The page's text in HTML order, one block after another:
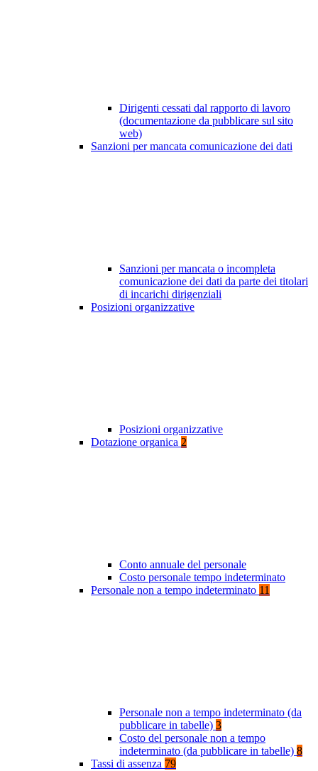
Dirigenti cessati dal rapporto di lavoro
(documentazione da pubblicare sul sito
web)
Sanzioni per mancata comunicazione dei dati
Sanzioni per mancata o incompleta
comunicazione dei dati da parte dei titolari
di incarichi dirigenziali
Posizioni organizzative
Posizioni organizzative
Dotazione organica 2
Conto annuale del personale
Costo personale tempo indeterminato
Personale non a tempo indeterminato 11
Personale non a tempo indeterminato (da
pubblicare in tabelle) 3
Costo del personale non a tempo
indeterminato (da pubblicare in tabelle) 8
Tassi di assenza 79